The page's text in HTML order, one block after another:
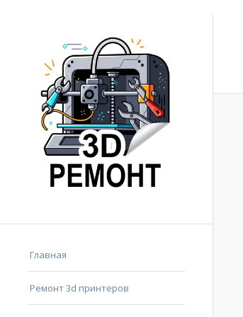
Главная
Ремонт 3d принтеров